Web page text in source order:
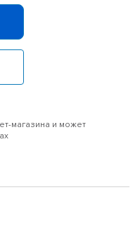
магазина и может